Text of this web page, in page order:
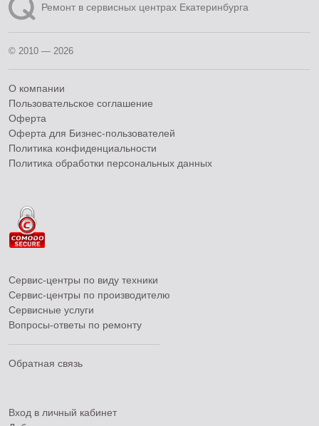
Ремонт в сервисных центрах Екатеринбурга
© 2010 — 2026
О компании
Пользовательское соглашение
Оферта
Оферта для Бизнес-пользователей
Политика конфиденциальности
Политика обработки персональных данных
Сервис-центры по виду техники
Сервис-центры по производителю
Сервисные услуги
Вопросы-ответы по ремонту
Обратная связь
Вход в личный кабинет